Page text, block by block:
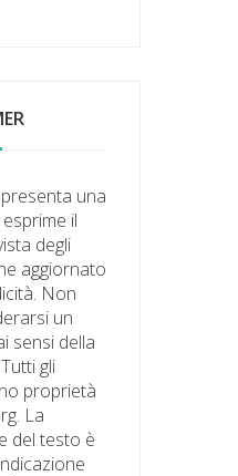
una
il
degli
aggiornato
Non
un
sensi della
gli
proprietà
La
del testo è